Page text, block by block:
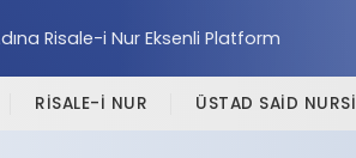
Risale-i Nur Eksenli Platform
RİSALE-İ NUR ÜSTAD SAİD NURSİ